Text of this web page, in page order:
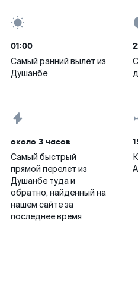
01:00
Самый ранний вылет из
Душанбе
около 3 часов
Самый быстрый
прямой перелет из
Душанбе туда и
обратно, найденный на
нашем сайте за
последнее время